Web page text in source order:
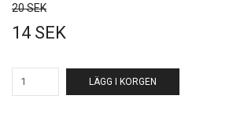
20 SEK
14 SEK
LÄGG I KORGEN